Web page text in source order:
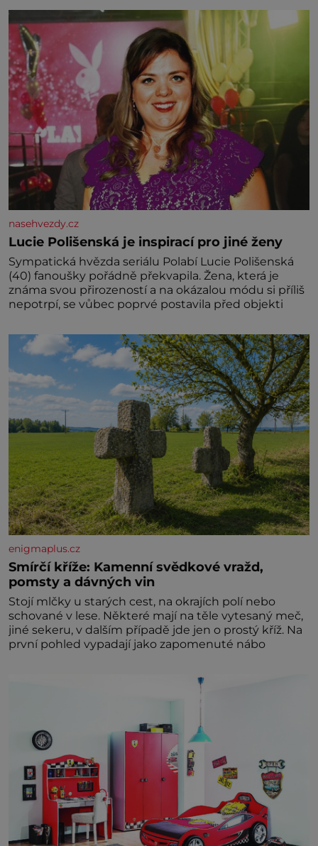
mi říkala, že se jí zdálo o jednorožcích, krásných
princeznách, statečných rytířích a létajících dracích.
nasehvezdy.cz
Lucie Polišenská je inspirací pro jiné ženy
Sympatická hvězda seriálu Polabí Lucie Polišenská
(40) fanoušky pořádně překvapila. Žena, která je
známa svou přirozeností a na okázalou módu si příliš
nepotrpí, se vůbec poprvé postavila před objekti
enigmaplus.cz
Smírčí kříže: Kamenní svědkové vražd,
pomsty a dávných vin
Stojí mlčky u starých cest, na okrajích polí nebo
schované v lese. Některé mají na těle vytesaný meč,
jiné sekeru, v dalším případě jde jen o prostý kříž. Na
první pohled vypadají jako zapomenuté nábo